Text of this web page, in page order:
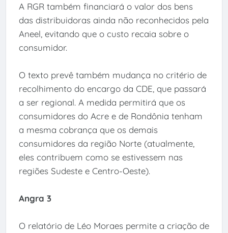
A RGR também financiará o valor dos bens
das distribuidoras ainda não reconhecidos pela
Aneel, evitando que o custo recaia sobre o
consumidor.
O texto prevê também mudança no critério de
recolhimento do encargo da CDE, que passará
a ser regional. A medida permitirá que os
consumidores do Acre e de Rondônia tenham
a mesma cobrança que os demais
consumidores da região Norte (atualmente,
eles contribuem como se estivessem nas
regiões Sudeste e Centro-Oeste).
Angra 3
O relatório de Léo Moraes permite a criação de